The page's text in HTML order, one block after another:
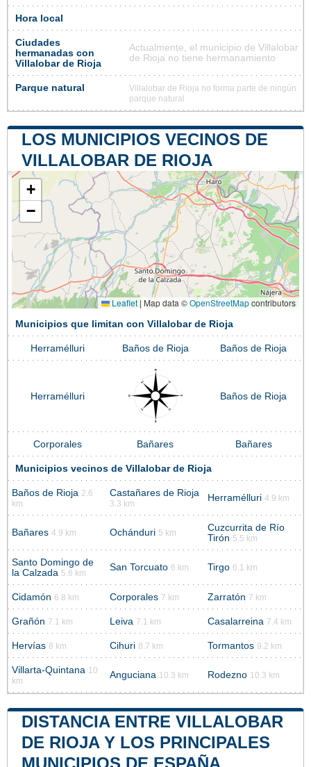
Hora local
Ciudades
hermanadas con
Villalobar de Rioja
Actualmente, el municipio de Villalobar
de Rioja no tiene hermanamiento
Parque natural
Villalobar de Rioja no forma parte de ningún
parque natural
LOS MUNICIPIOS VECINOS DE
VILLALOBAR DE RIOJA
+
−
Leaflet | Map data ©OpenStreetMapcontributors
Municipios que limitan con Villalobar de Rioja
Herramélluri Baños de Rioja Baños de Rioja
Herramélluri Baños de Rioja
Corporales Bañares Bañares
Municipios vecinos de Villalobar de Rioja
Baños de Rioja 2.6
km
Castañares de Rioja
3.3 km
Herramélluri 4.9 km
Bañares 4.9 km Ochánduri 5 km
Cuzcurrita de Río
Tirón 5.5 km
Santo Domingo de
la Calzada 5.6 km
San Torcuato 6 km Tirgo 6.1 km
Cidamón 6.8 km Corporales 7 km Zarratón 7 km
Grañón 7.1 km Leiva 7.1 km Casalarreina 7.4 km
Hervías 8 km Cihuri 8.7 km Tormantos 9.2 km
Villarta-Quintana 10
km
Anguciana 10.3 km Rodezno 10.3 km
DISTANCIA ENTRE VILLALOBAR
DE RIOJA Y LOS PRINCIPALES
MUNICIPIOS DE ESPAÑA